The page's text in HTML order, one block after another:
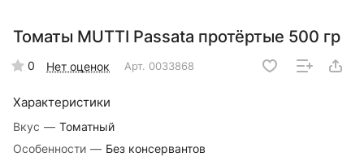
Томаты MUTTI Passata протёртые 500 гр
0 Нет оценок Арт. 0033868
Характеристики
Вкус — Томатный
Особенности — Без консервантов